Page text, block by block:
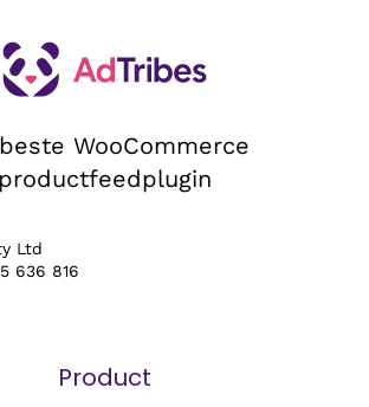
WooCommerce
productfeedplugin
Ltd
636 816
Product